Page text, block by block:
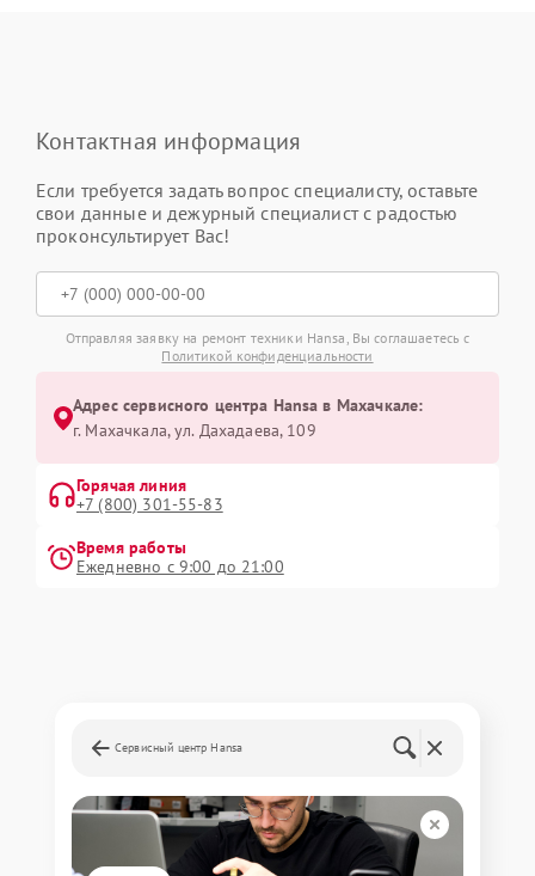
Контактная информация
Если требуется задать вопрос специалисту, оставьте
свои данные и дежурный специалист с радостью
проконсультирует Вас!
Отправляя заявку на ремонт техники Hansa, Вы соглашаетесь с
Политикой конфиденциальности
Адрес сервисного центра Hansa в Махачкале:
г. Махачкала, ул. Дахадаева, 109
Горячая линия
+7 (800) 301-55-83
Время работы
Ежедневно с 9:00 до 21:00
Сервисный центр Hansa